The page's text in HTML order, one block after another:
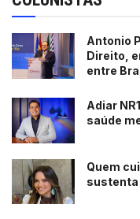
Antonio
Direito,
entre
Adiar
saúde
Quem
sustenta